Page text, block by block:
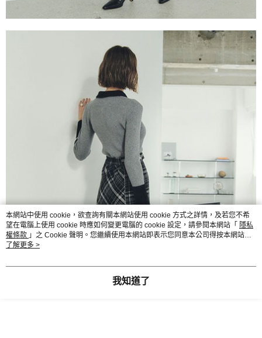
本網站中使用 cookie，欲查詢有關本網站使用 cookie 方式之詳情，及若您不希
望在電腦上使用 cookie 時應如何變更電腦的 cookie 設定，請參閱本網站「 隱私
權條款 」之 Cookie 聲明。您繼續使用本網站即表示您同意本公司得按本網站使
用條款之 Cookie 聲明使用 cookie。
了解更多 >
我知道了